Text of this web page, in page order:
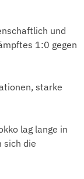
und
1:0 gegen
starke
lag lange in
sich die